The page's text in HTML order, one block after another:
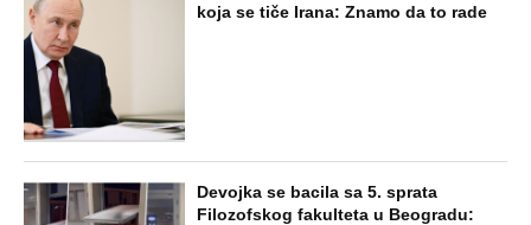
koja se tiče Irana: Znamo da to rade
Devojka se bacila sa 5. sprata
Filozofskog fakulteta u Beogradu: